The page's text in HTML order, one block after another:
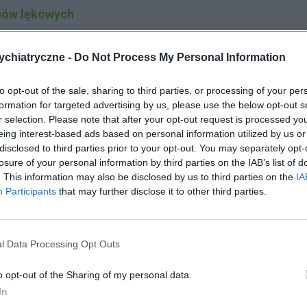
- Do Not Process My Personal Information
opt-out of the sale, sharing to third parties, or processing of your
for targeted advertising by us, please use the below opt-out
selection. Please note that after your opt-out request is processed
interest-based ads based on personal information utilized by us
to third parties prior to your opt-out. You may separately
of your personal information by third parties on the IAB’s list of
This information may also be disclosed by us to third parties on the
Participants that may further disclose it to other third parties.
Data Processing Opt Outs
opt-out of the Sharing of my personal data.
lękowych
stanów lękowych
wieku 20-30 lat. Głównie występują u
w rodzinach o niekorzystnych i
przed utratą lub oddzieleniem się od
zwykle u matki, występowały stany lękowe.